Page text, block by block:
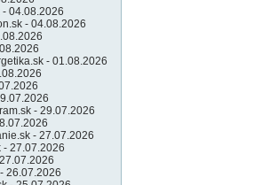
04.08.2026
- 04.08.2026
- 01.08.2026
- 29.07.2026
- 27.07.2026
27.07.2026
26.07.2026